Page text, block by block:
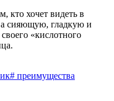
кто хочет видеть в
а сияющую, гладкую и
«кислотного
# преимущества